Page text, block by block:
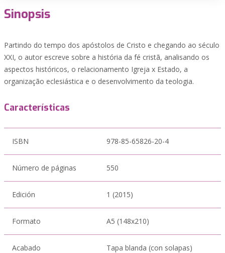
Sinopsis
Partindo do tempo dos apóstolos de Cristo e chegando ao século
XXI, o autor escreve sobre a história da fé cristã, analisando os
aspectos históricos, o relacionamento Igreja x Estado, a
organização eclesiástica e o desenvolvimento da teologia.
Características
ISBN 978-85-65826-20-4
Número de páginas 550
Edición 1 (2015)
Formato A5 (148x210)
Acabado Tapa blanda (con solapas)